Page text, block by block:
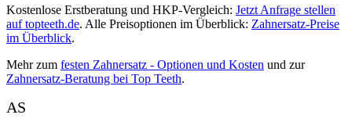
Kostenlose Erstberatung und HKP-Vergleich: Jetzt Anfrage stellen
auf topteeth.de. Alle Preisoptionen im Überblick: Zahnersatz-Preise
im Überblick.
Mehr zum festen Zahnersatz - Optionen und Kosten und zur
Zahnersatz-Beratung bei Top Teeth.
AS